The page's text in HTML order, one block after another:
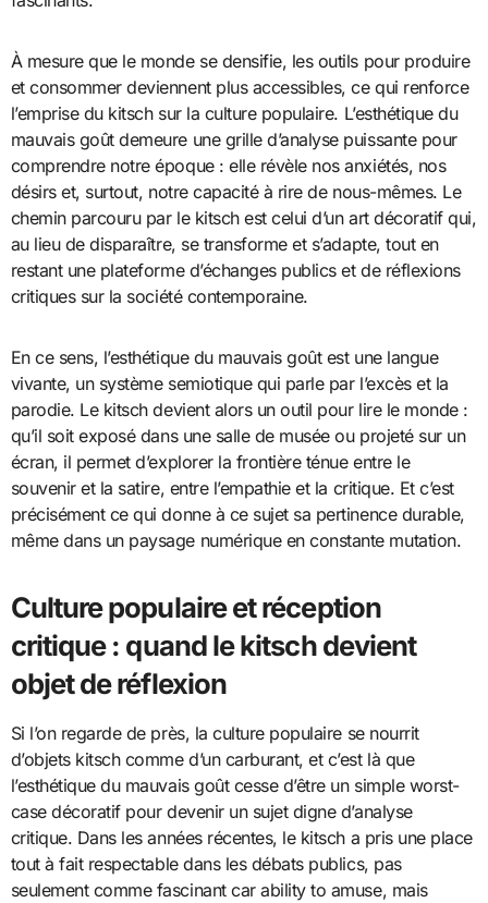
À mesure que le monde se densifie, les outils pour produire
et consommer deviennent plus accessibles, ce qui renforce
l’emprise du kitsch sur la culture populaire. L’esthétique du
mauvais goût demeure une grille d’analyse puissante pour
comprendre notre époque : elle révèle nos anxiétés, nos
désirs et, surtout, notre capacité à rire de nous-mêmes. Le
chemin parcouru par le kitsch est celui d’un art décoratif qui,
au lieu de disparaître, se transforme et s’adapte, tout en
restant une plateforme d’échanges publics et de réflexions
critiques sur la société contemporaine.
En ce sens, l’esthétique du mauvais goût est une langue
vivante, un système semiotique qui parle par l’excès et la
parodie. Le kitsch devient alors un outil pour lire le monde :
qu’il soit exposé dans une salle de musée ou projeté sur un
écran, il permet d’explorer la frontière ténue entre le
souvenir et la satire, entre l’empathie et la critique. Et c’est
précisément ce qui donne à ce sujet sa pertinence durable,
même dans un paysage numérique en constante mutation.
Culture populaire et réception
critique : quand le kitsch devient
objet de réflexion
Si l’on regarde de près, la culture populaire se nourrit
d’objets kitsch comme d’un carburant, et c’est là que
l’esthétique du mauvais goût cesse d’être un simple worst-
case décoratif pour devenir un sujet digne d’analyse
critique. Dans les années récentes, le kitsch a pris une place
tout à fait respectable dans les débats publics, pas
seulement comme fascinant car ability to amuse, mais